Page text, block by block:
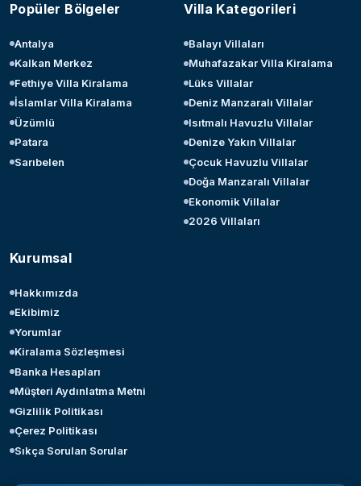
Popüler Bölgeler
Antalya
Kalkan Merkez
Fethiye Villa Kiralama
İslamlar Villa Kiralama
Üzümlü
Patara
Sarıbelen
Villa Kategorileri
Balayı Villaları
Muhafazakar Villa Kiralama
Lüks Villalar
Deniz Manzaralı Villalar
Isıtmalı Havuzlu Villalar
Denize Yakın Villalar
Çocuk Havuzlu Villalar
Doğa Manzaralı Villalar
Ekonomik Villalar
2026 Villaları
Kurumsal
Hakkımızda
Ekibimiz
Yorumlar
Kiralama Sözleşmesi
Banka Hesapları
Müşteri Aydınlatma Metni
Gizlilik Politikası
Çerez Politikası
Sıkça Sorulan Sorular